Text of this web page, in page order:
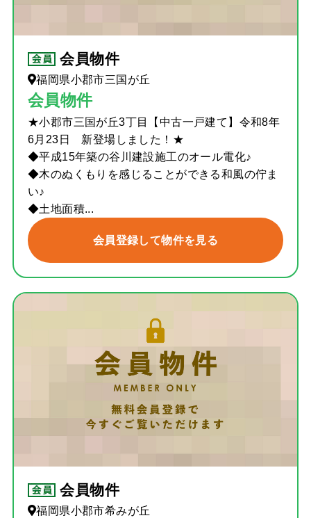
会員物件
福岡県小郡市三国が丘
会員物件
★小郡市三国が丘3丁目【中古一戸建て】令和8年
6月23日 新登場しました！★
◆平成15年築の谷川建設施工のオール電化♪
◆木のぬくもりを感じることができる和風の佇ま
い♪
◆土地面積...
会員登録して物件を見る
会員物件
福岡県小郡市希みが丘